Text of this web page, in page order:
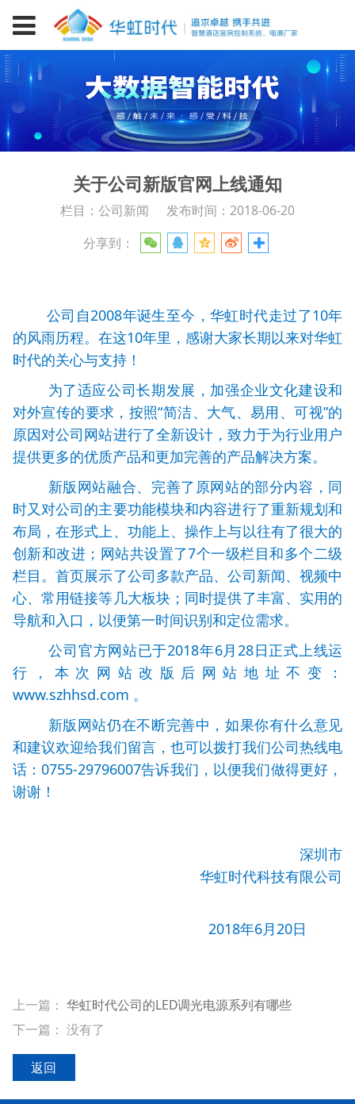
关于公司新版官网上线通知
栏目：公司新闻
发布时间：2018-06-20
分享到：
公司自2008年诞生至今，华虹时代走过了10年
的风雨历程。在这10年里，感谢大家长期以来对华虹
时代的关心与支持！
为了适应公司长期发展，加强企业文化建设和
对外宣传的要求，按照“简洁、大气、易用、可视”的
原因对公司网站进行了全新设计，致力于为行业用户
提供更多的优质产品和更加完善的产品解决方案。
新版网站融合、完善了原网站的部分内容，同
时又对公司的主要功能模块和内容进行了重新规划和
布局，在形式上、功能上、操作上与以往有了很大的
创新和改进；网站共设置了7个一级栏目和多个二级
栏目。首页展示了公司多款产品、公司新闻、视频中
心、常用链接等几大板块；同时提供了丰富、实用的
导航和入口，以便第一时间识别和定位需求。
公司官方网站已于2018年6月28日正式上线运
行，本次网站改版后网站地址不变：
www.szhhsd.com 。
新版网站仍在不断完善中，如果你有什么意见
和建议欢迎给我们留言，也可以拨打我们公司热线电
话：0755-29796007告诉我们，以便我们做得更好，
谢谢！
深圳市
华虹时代科技有限公司
2018年6月20日
上一篇： 华虹时代公司的LED调光电源系列有哪些
下一篇： 没有了
返回